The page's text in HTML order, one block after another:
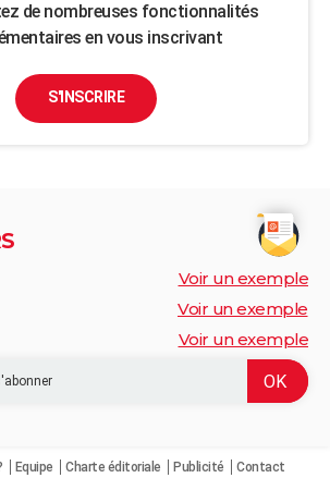
de nombreuses fonctionnalités
en vous inscrivant
S'INSCRIRE
Voir un exemple
Voir un exemple
Voir un exemple
Equipe Charte éditoriale Publicité
Contact